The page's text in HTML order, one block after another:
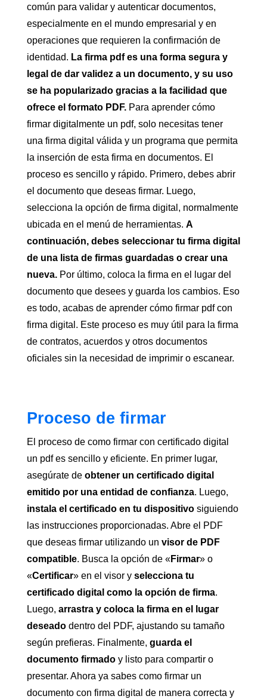
común para validar y autenticar documentos,
especialmente en el mundo empresarial y en
operaciones que requieren la confirmación de
identidad. La firma pdf es una forma segura y
legal de dar validez a un documento, y su uso
se ha popularizado gracias a la facilidad que
ofrece el formato PDF.Para aprender cómo
firmar digitalmente un pdf, solo necesitas tener
una firma digital válida y un programa que permita
la inserción de esta firma en documentos. El
proceso es sencillo y rápido. Primero, debes abrir
el documento que deseas firmar. Luego,
selecciona la opción de firma digital, normalmente
ubicada en el menú de herramientas. A
continuación, debes seleccionar tu firma digital
de una lista de firmas guardadas o crear una
nueva.Por último, coloca la firma en el lugar del
documento que desees y guarda los cambios. Eso
es todo, acabas de aprender cómo firmar pdf con
firma digital. Este proceso es muy útil para la firma
de contratos, acuerdos y otros documentos
oficiales sin la necesidad de imprimir o escanear.
Proceso de firmar
El proceso de como firmar con certificado digital
un pdf es sencillo y eficiente. En primer lugar,
asegúrate de obtener un certificado digital
emitido por una entidad de confianza. Luego,
instala el certificado en tu dispositivosiguiendo
las instrucciones proporcionadas. Abre el PDF
que deseas firmar utilizando un visor de PDF
compatible. Busca la opción de «Firmar» o
«Certificar» en el visor y selecciona tu
certificado digital como la opción de firma.
Luego, arrastra y coloca la firma en el lugar
deseadodentro del PDF, ajustando su tamaño
según prefieras. Finalmente, guarda el
documento firmadoy listo para compartir o
presentar. Ahora ya sabes como firmar un
documento con firma digital de manera correcta y